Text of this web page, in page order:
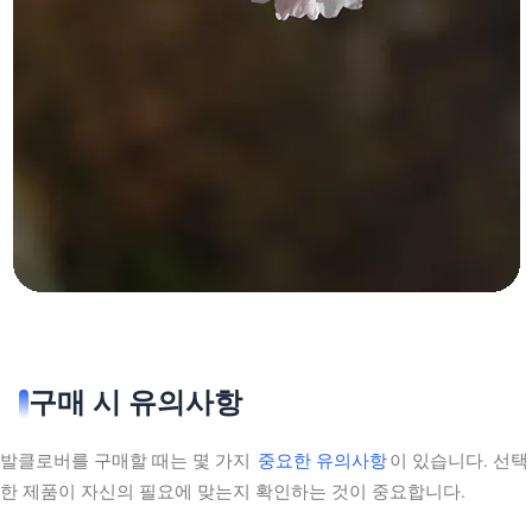
구매 시 유의사항
발클로버를 구매할 때는 몇 가지 중요한 유의사항이 있습니다. 선택
한 제품이 자신의 필요에 맞는지 확인하는 것이 중요합니다.